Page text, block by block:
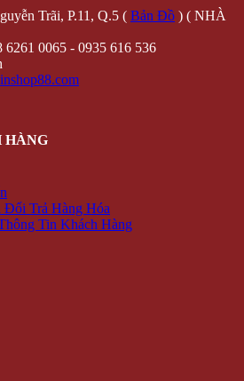
Trãi, P.11, Q.5 ( Bản Đồ ) ( NHÀ
6261 0065 - 0935 616 536
HÀNG
Đổi Trả Hàng Hóa
Tin Khách Hàng